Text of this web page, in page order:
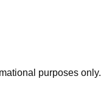
purposes only.